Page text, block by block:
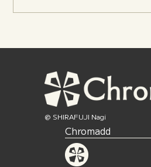
@ SHIRAFUJI Nagi
Chromadd